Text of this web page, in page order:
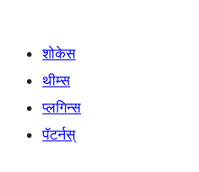
शोकेस
थीम्स
प्लगिन्स
पॅटर्नस्